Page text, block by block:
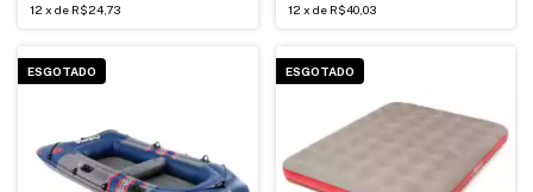
12 x de R$24,73 12 x de R$40,03
ESGOTADO ESGOTADO